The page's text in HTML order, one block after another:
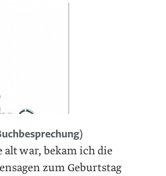
alt war, bekam ich die
zum Geburtstag